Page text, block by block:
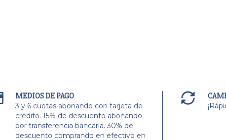
MEDIOS DE PAGO
3 y 6 cuotas abonando con tarjeta de
crédito. 15% de descuento abonando
por transferencia bancaria. 30% de
descuento comprando en efectivo en